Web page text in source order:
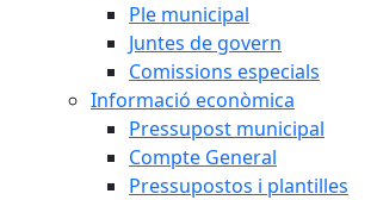
Ple municipal
Juntes de govern
Comissions especials
Informació econòmica
Pressupost municipal
Compte General
Pressupostos i plantilles